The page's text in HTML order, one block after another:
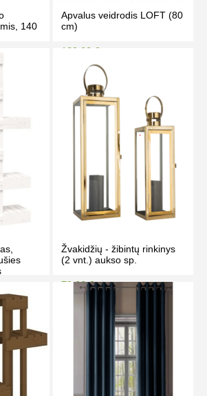
140
Apvalus veidrodis LOFT (80
cm)
129.00 €
Kaina prisijungus
Žvakidžių - žibintų rinkinys
(2 vnt.) aukso sp.
79.00 €
Kaina prisijungus
89.00 €
PIRKTI